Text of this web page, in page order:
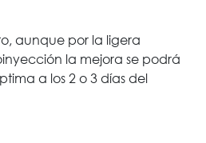
aunque por la ligera
la mejora se podrá
a los 2 o 3 días del